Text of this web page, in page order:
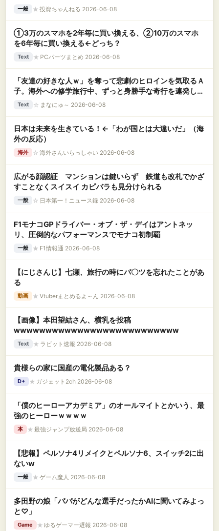
一般 ★ 投資ちゃんねる 2026-06-08
①3万のスマホを2年毎に買い換える、②10万のスマホ
を6年毎に買い換える←どっち？
Text ★ PCパーツまとめ 2026-06-08
「友達の好きな人ｗ」を奪って悲劇のヒロインを気取るＡ
子。海外への修学旅行中、ずっと身勝手な奇行を連発して
周囲の逆鱗に触れた結果、グループ全員から即時ＣＯされ
Text ☆ まなにゅ～ 2026-06-08
日本は未来を生きている！←「わが国とは大違いだ」（海
外の反応）
海外 ☆ 海外さんいらっしゃい 2026-06-08
広がる顔認証 マンションは鍵いらず 鉄道も改札でかざ
すことなくスイスイ カピバラも見分けられる
一般 ☆ 日本第一！ニュース録 2026-06-08
F1モナコGPドライバー・オブ・ザ・デイはアントネッ
リ、圧倒的なパフォーマンスでモナコ初制覇
一般 ★ F1情報通 2026-06-08
【にじさんじ】七瀬、旅行の時にパ〇ツを忘れたことがあ
る
動画 ★ Vtuberまとめるよ～ん 2026-06-08
【画像】本田望結さん、横乳を投稿
wwwwwwwwwwwwwwwwwwwwwwwwww
Text ★ ラビット速報 2026-06-08
貴様らの家に国産の電化製品ある？
D+ ★ ガジェット2ch 2026-06-08
「僕のヒーローアカデミア」のオールマイトとかいう、最
強のヒーローｗｗｗｗ
本 ★ 最強ジャンプ放送局 2026-06-08
【悲報】ペルソナ4リメイクとペルソナ6、スイッチ2に出
ないw
一般 ★ ゲーム魔人 2026-06-08
多田野の娘「パパがどんな選手だったかAIに聞いてみよっ
と♡」
Game ★ ゆるゲーマー遅報 2026-06-08